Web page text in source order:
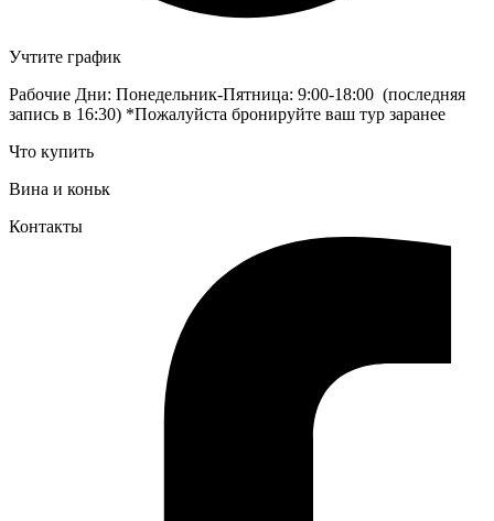
Учтите график
Рабочие Дни: Понедельник-Пятница: 9:00-18:00 (последняя
запись в 16:30) *Пожалуйста бронируйте ваш тур заранее
Что купить
Вина и коньк
Контакты